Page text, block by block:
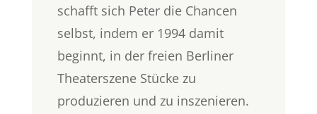
schafft sich Peter die Chancen
selbst, indem er 1994 damit
beginnt, in der freien Berliner
Theaterszene Stücke zu
produzieren und zu inszenieren.